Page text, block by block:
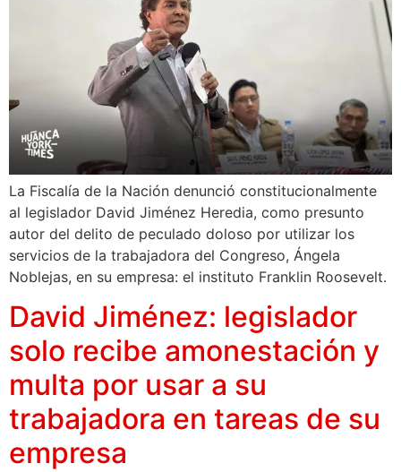
La Fiscalía de la Nación denunció constitucionalmente
al legislador David Jiménez Heredia, como presunto
autor del delito de peculado doloso por utilizar los
servicios de la trabajadora del Congreso, Ángela
Noblejas, en su empresa: el instituto Franklin Roosevelt.
David Jiménez: legislador
solo recibe amonestación y
multa por usar a su
trabajadora en tareas de su
empresa